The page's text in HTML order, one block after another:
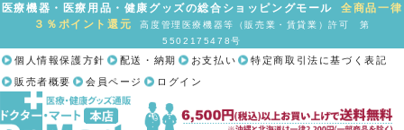
医療機器・医療用品・健康グッズの総合ショッピングモール全商品一律
３％ポイント還元
高度管理医療機器等（販売業・賃貸業）許可 第
5502175478号
個人情報保護方針 配送・納期 お支払い
特定商取引法に基づく表記
販売者概要
会員ページ ログイン